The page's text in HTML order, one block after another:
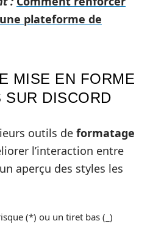
plateforme de
MISE EN FORME
SUR DISCORD
outils de formatage
l’interaction entre
aperçu des styles les
(*) ou un tiret bas (_)